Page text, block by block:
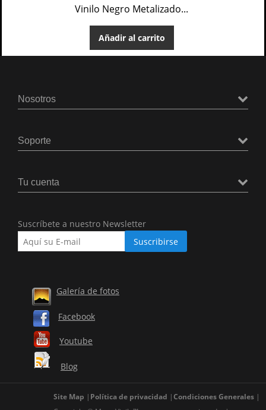
Vinilo Negro Metalizado...
Añadir al carrito
Nosotros
Soporte
Tu cuenta
Suscríbete a nuestro Newsletter
Galería de fotos
Facebook
Youtube
Blog
Site Map Política de privacidad
Condiciones Generales